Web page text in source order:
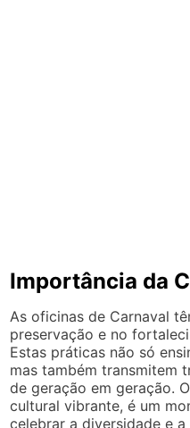
Importância da
As oficinas de Carnaval
preservação e no
Estas práticas não só
mas também transmitem
de geração em geração.
cultural vibrante, é um
celebrar a diversidade e